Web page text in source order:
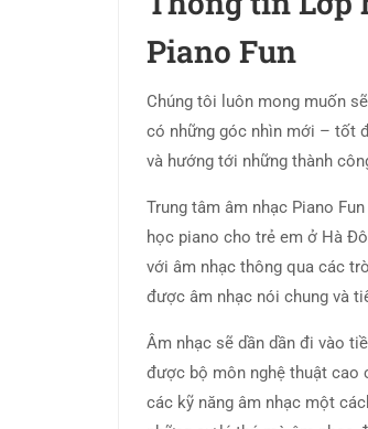
Piano Fun
Chúng tôi luôn mong muốn
có những góc nhìn mới – tốt
và hướng tới những thành
Trung tâm âm nhạc Piano
học piano cho trẻ em ở Hà
với âm nhạc thông qua các
được âm nhạc nói chung và
Âm nhạc sẽ dần dần đi vào
được bộ môn nghệ thuật cao
các kỹ năng âm nhạc một